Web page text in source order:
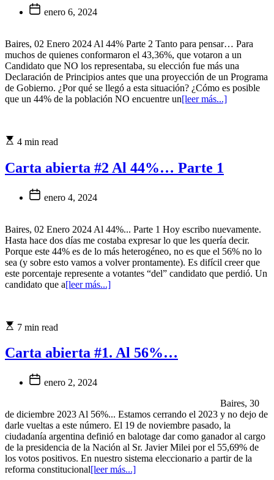
enero 6, 2024
Baires, 02 Enero 2024 Al 44% Parte 2 Tanto para pensar… Para
muchos de quienes conformaron el 43,36%, que votaron a un
Candidato que NO los representaba, su elección fue más una
Declaración de Principios antes que una proyección de un Programa
de Gobierno. ¿Por qué se llegó a esta situación? ¿Cómo es posible
que un 44% de la población NO encuentre un[leer más...]
4 min read
Carta abierta #2 Al 44%… Parte 1
enero 4, 2024
Baires, 02 Enero 2024 Al 44%... Parte 1 Hoy escribo nuevamente.
Hasta hace dos días me costaba expresar lo que les quería decir.
Porque este 44% es de lo más heterogéneo, no es que el 56% no lo
sea (y sobre esto vamos a volver prontamente). Es difícil creer que
este porcentaje represente a votantes “del” candidato que perdió. Un
candidato que a[leer más...]
7 min read
Carta abierta #1. Al 56%…
enero 2, 2024
Baires, 30
de diciembre 2023 Al 56%... Estamos cerrando el 2023 y no dejo de
darle vueltas a este número. El 19 de noviembre pasado, la
ciudadanía argentina definió en balotage dar como ganador al cargo
de la presidencia de la Nación al Sr. Javier Milei por el 55,69% de
los votos positivos. En nuestro sistema eleccionario a partir de la
reforma constitucional[leer más...]